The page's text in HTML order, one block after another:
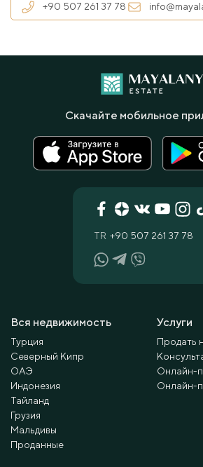
+90 507 261 37 78
Вся недвижимость
Турция
Северный Кипр
ОАЭ
Индонезия
Тайланд
Грузия
Мальдивы
Проданные
Услуги
Продать
Онлайн-
Онлайн-
TR +90 507 261 37 78
Скачайте мобильное